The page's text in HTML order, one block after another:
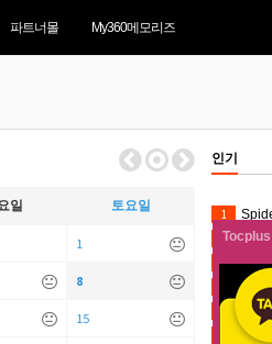
파트너몰 My360메모리즈
일 토요일
1
8
15
인기
1
2
Spider-
3
VR360
VR360
VR360
Tocplus